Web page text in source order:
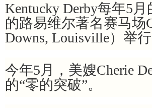
Kentucky Derby每年5
的路易维尔著名赛马场
Downs, Louisville）举
今年5月，美嫂Cherie
的“零的突破”。